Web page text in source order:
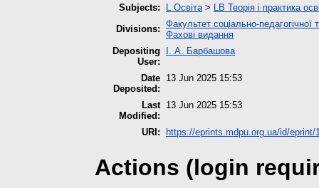
Subjects:
L Освіта> LB Теорія і практика
Divisions: Факультет соціально-педагогічної
Фахові видання
Depositing
User:
І. А. Барбашова
Date
Deposited:
13 Jun 2025 15:53
Last
Modified:
13 Jun 2025 15:53
URI: https://eprints.mdpu.org.ua/id/eprint/
Actions (login